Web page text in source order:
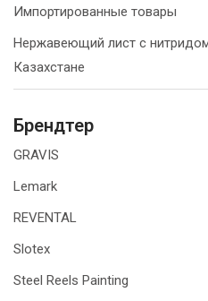
Импортированные товары
Нержавеющий лист с
Казахстане
Брендтер
GRAVIS
Lemark
REVENTAL
Slotex
Steel Reels Painting